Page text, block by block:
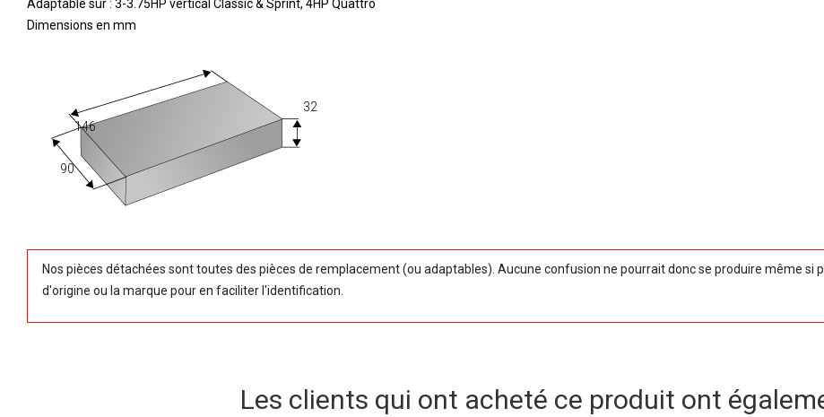
Adaptable sur : 3-3.75HP vertical Classic & Sprint, 4HP Quattro
Dimensions en mm
90
146
32
Nos pièces détachées sont toutes des pièces de remplacement (ou adaptables). Aucune confusion ne pourrait donc se produire même si
d'origine ou la marque pour en faciliter l'identification.
Les clients qui ont acheté ce produit ont